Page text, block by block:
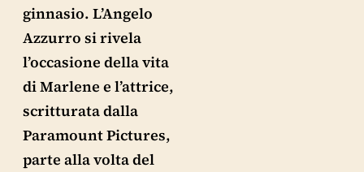
ginnasio. L’Angelo
Azzurro si rivela
l’occasione della vita
di Marlene e l’attrice,
scritturata dalla
Paramount Pictures,
parte alla volta del